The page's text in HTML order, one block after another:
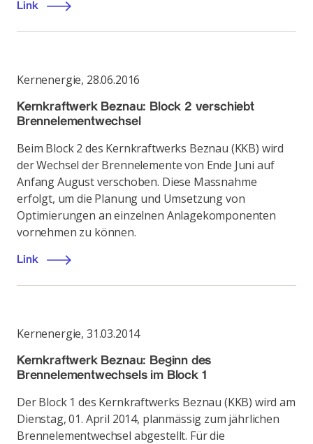
Link
Kernenergie, 28.06.2016
Kernkraftwerk Beznau: Block 2 verschiebt
Brennelementwechsel
Beim Block 2 des Kernkraftwerks Beznau (KKB) wird
der Wechsel der Brennelemente von Ende Juni auf
Anfang August verschoben. Diese Massnahme
erfolgt, um die Planung und Umsetzung von
Optimierungen an einzelnen Anlagekomponenten
vornehmen zu können.
Link
Kernenergie, 31.03.2014
Kernkraftwerk Beznau: Beginn des
Brennelementwechsels im Block 1
Der Block 1 des Kernkraftwerks Beznau (KKB) wird am
Dienstag, 01. April 2014, planmässig zum jährlichen
Brennelementwechsel abgestellt. Für die